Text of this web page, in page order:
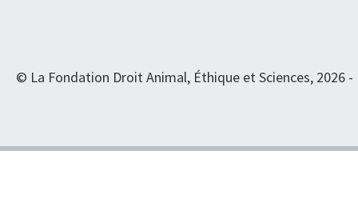
© La Fondation Droit Animal, Éthique et Sciences, 2026 -